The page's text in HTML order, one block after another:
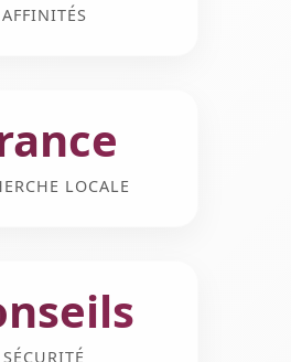
AFFINITÉS
LOCALE
SÉCURITÉ